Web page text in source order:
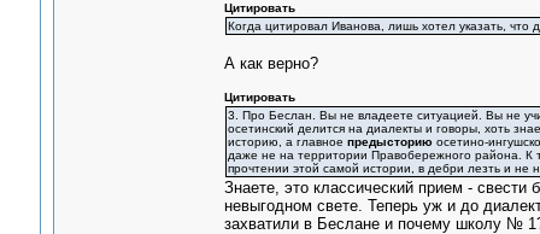
Цитировать
Когда цитировал Иванова, лишь хотел указать, что
А как верно?
Цитировать
3. Про Беслан. Вы не владеете ситуацией. Вы не
осетинский делится на диалекты и говоры, хоть
историю, а главное предысториюосетино-
даже не на территории Правобережного района. К
прочтении этой самой истории, в дебри лезть и не
Знаете, это классический прием - свести
невыгодном свете. Теперь уж и до
захватили в Беслане и почему школу №